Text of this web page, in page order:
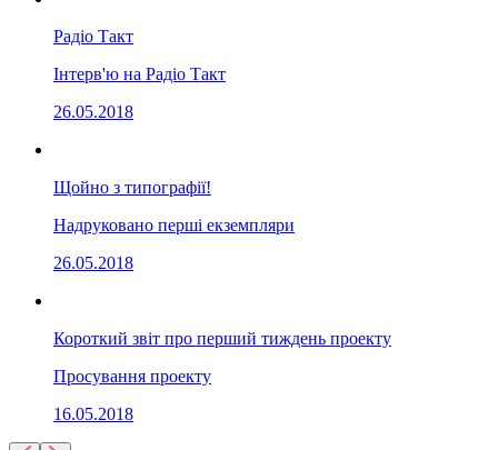
Радіо Такт
Інтерв'ю на Радіо Такт
26.05.2018
Щойно з типографії!
Надруковано перші екземпляри
26.05.2018
Короткий звіт про перший тиждень проекту
Просування проекту
16.05.2018